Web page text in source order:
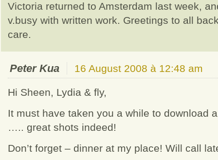
Victoria returned to Amsterdam last week,
v.busy with written work. Greetings to all
care.
Peter Kua 16 August 2008 à 12:48 am
Hi Sheen, Lydia & fly,
It must have taken you a while to download
….. great shots indeed!
Don’t forget – dinner at my place! Will call